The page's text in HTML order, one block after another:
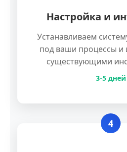
Настройка и
Устанавливаем
под ваши процессы и
существующими
3-5 дней
4